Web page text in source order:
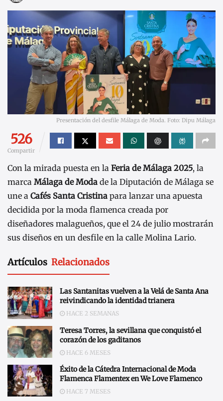
Presentación del desfile Málaga de Moda. Foto: Dipu Málaga
526
Compartir
Con la mirada puesta en la Feria de Málaga 2025, la
marca Málaga de Moda de la Diputación de Málaga se
une a Cafés Santa Cristina para lanzar una apuesta
decidida por la moda flamenca creada por
diseñadores malagueños, que el 24 de julio mostrarán
sus diseños en un desfile en la calle Molina Lario.
Artículos Relacionados
Las Santanitas vuelven a la Velá de Santa Ana
reivindicando la identidad trianera
HACE 2 SEMANAS
Teresa Torres, la sevillana que conquistó el
corazón de los gaditanos
HACE 6 MESES
Éxito de la Cátedra Internacional de Moda
Flamenca Flamentex en We Love Flamenco
HACE 7 MESES